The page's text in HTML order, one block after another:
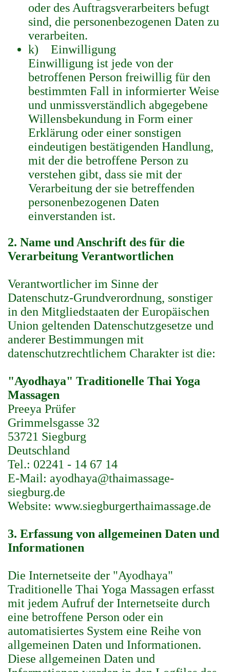
oder des Auftragsverarbeiters befugt
sind, die personenbezogenen Daten zu
verarbeiten.
k) Einwilligung
Einwilligung ist jede von der
betroffenen Person freiwillig für den
bestimmten Fall in informierter Weise
und unmissverständlich abgegebene
Willensbekundung in Form einer
Erklärung oder einer sonstigen
eindeutigen bestätigenden Handlung,
mit der die betroffene Person zu
verstehen gibt, dass sie mit der
Verarbeitung der sie betreffenden
personenbezogenen Daten
einverstanden ist.
2. Name und Anschrift des für die
Verarbeitung Verantwortlichen
Verantwortlicher im Sinne der
Datenschutz-Grundverordnung, sonstiger
in den Mitgliedstaaten der Europäischen
Union geltenden Datenschutzgesetze und
anderer Bestimmungen mit
datenschutzrechtlichem Charakter ist die:
"Ayodhaya" Traditionelle Thai Yoga
Massagen
Preeya Prüfer
Grimmelsgasse 32
53721 Siegburg
Deutschland
Tel.: 02241 - 14 67 14
E-Mail: ayodhaya@thaimassage-
siegburg.de
Website: www.siegburgerthaimassage.de
3. Erfassung von allgemeinen Daten und
Informationen
Die Internetseite der "Ayodhaya"
Traditionelle Thai Yoga Massagen erfasst
mit jedem Aufruf der Internetseite durch
eine betroffene Person oder ein
automatisiertes System eine Reihe von
allgemeinen Daten und Informationen.
Diese allgemeinen Daten und